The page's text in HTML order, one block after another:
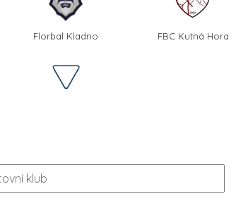
Florbal Kladno FBC Kutná Hora